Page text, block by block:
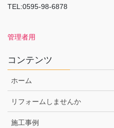
TEL:0595-98-6878
管理者用
コンテンツ
ホーム
リフォームしませんか
施工事例